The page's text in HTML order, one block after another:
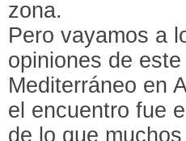
zona.
Pero vayamos a
opiniones de
Mediterráneo en
el encuentro fue
de lo que